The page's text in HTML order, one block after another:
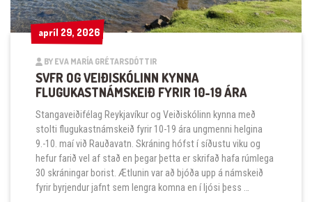
apríl 29, 2026
apríl 29, 2026
BY EVA MARÍA GRÉTARSDÓTTIR
SVFR OG VEIÐISKÓLINN KYNNA
FLUGUKASTNÁMSKEIÐ FYRIR 10-19 ÁRA
Stangaveiðifélag Reykjavíkur og Veiðiskólinn kynna með
stolti flugukastnámskeið fyrir 10-19 ára ungmenni helgina
9.-10. maí við Rauðavatn. Skráning hófst í síðustu viku og
hefur farið vel af stað en þegar þetta er skrifað hafa rúmlega
30 skráningar borist. Ætlunin var að bjóða upp á námskeið
fyrir byrjendur jafnt sem lengra komna en í ljósi þess …